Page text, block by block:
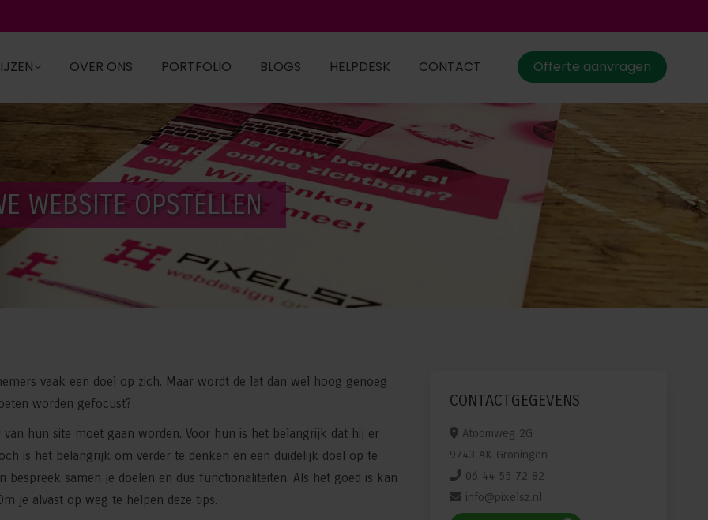
OVER ONS PORTFOLIO BLOGS HELPDESK CONTACT Offerte aanvragen
WEBSITE OPSTELLEN
vaak een doel op zich. Maar wordt de lat dan wel hoog genoeg
worden gefocust?
hun site moet gaan worden. Voor hun is het belangrijk dat hij er
is het belangrijk om verder te denken en een duidelijk doel op te
bespreek samen je doelen en dus functionaliteiten. Als het goed is kan
je alvast op weg te helpen deze tips.
CONTACTGEGEVENS
Atoomweg 2G
9743 AK Groningen
06 44 55 72 82
info@pixelsz.nl